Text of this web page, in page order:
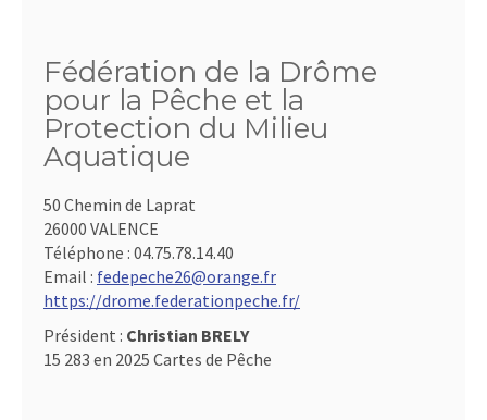
Fédération de la Drôme
pour la Pêche et la
Protection du Milieu
Aquatique
50 Chemin de Laprat
26000 VALENCE
Téléphone : 04.75.78.14.40
Email : fedepeche26@orange.fr
https://drome.federationpeche.fr/
Président : Christian BRELY
15 283 en 2025 Cartes de Pêche